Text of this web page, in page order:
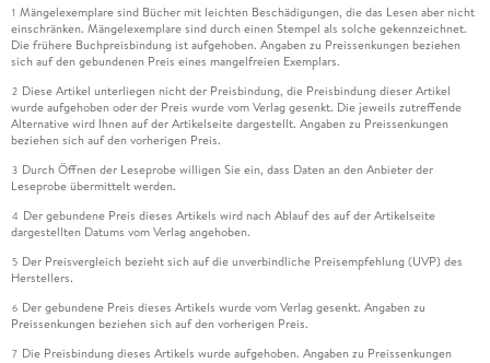
1 Mängelexemplare sind Bücher mit leichten Beschädigungen, die das Lesen aber nicht
einschränken. Mängelexemplare sind durch einen Stempel als solche gekennzeichnet.
Die frühere Buchpreisbindung ist aufgehoben. Angaben zu Preissenkungen beziehen
sich auf den gebundenen Preis eines mangelfreien Exemplars.
2 Diese Artikel unterliegen nicht der Preisbindung, die Preisbindung dieser Artikel
wurde aufgehoben oder der Preis wurde vom Verlag gesenkt. Die jeweils zutreffende
Alternative wird Ihnen auf der Artikelseite dargestellt. Angaben zu Preissenkungen
beziehen sich auf den vorherigen Preis.
3 Durch Öffnen der Leseprobe willigen Sie ein, dass Daten an den Anbieter der
Leseprobe übermittelt werden.
4 Der gebundene Preis dieses Artikels wird nach Ablauf des auf der Artikelseite
dargestellten Datums vom Verlag angehoben.
5 Der Preisvergleich bezieht sich auf die unverbindliche Preisempfehlung (UVP) des
Herstellers.
6 Der gebundene Preis dieses Artikels wurde vom Verlag gesenkt. Angaben zu
Preissenkungen beziehen sich auf den vorherigen Preis.
7 Die Preisbindung dieses Artikels wurde aufgehoben. Angaben zu Preissenkungen